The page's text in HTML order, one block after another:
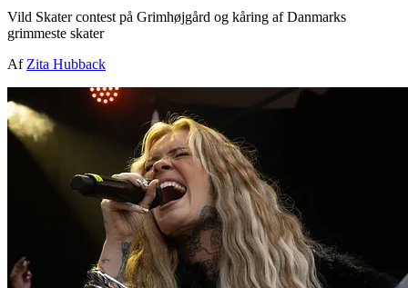
Vild Skater contest på Grimhøjgård og kåring af Danmarks
grimmeste skater
Af Zita Hubback